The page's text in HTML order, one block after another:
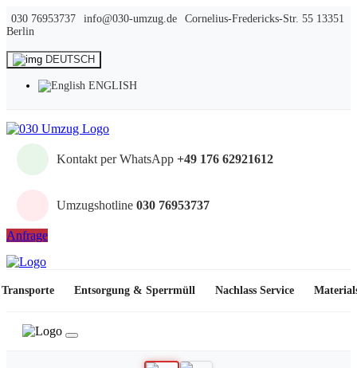
030 76953737 info@030-umzug.de
Cornelius-Fredericks-Str. 55 13351
Berlin
DEUTSCH
ENGLISH
Kontakt per WhatsApp +49 176 62921612
Umzugshotline 030 76953737
Anfrage
Entsorgung & Sperrmüll Nachlass Service